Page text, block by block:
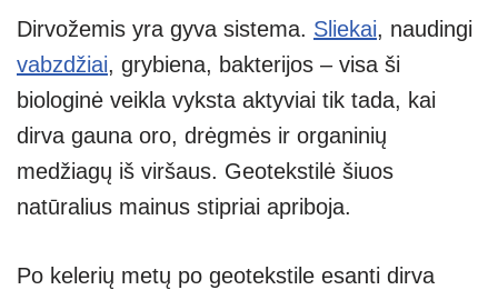
Dirvožemis yra gyva sistema. Sliekai, naudingi
vabzdžiai, grybiena, bakterijos – visa ši
biologinė veikla vyksta aktyviai tik tada, kai
dirva gauna oro, drėgmės ir organinių
medžiagų iš viršaus. Geotekstilė šiuos
natūralius mainus stipriai apriboja.
Po kelerių metų po geotekstile esanti dirva